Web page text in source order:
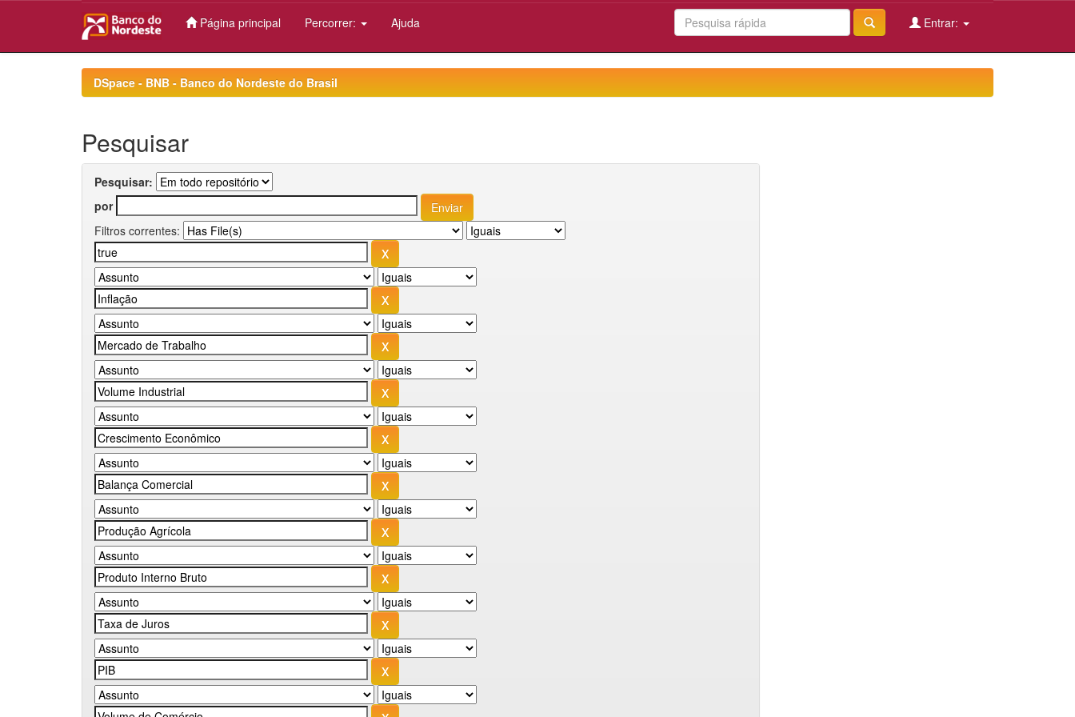
Página principal Percorrer: Ajuda Entrar:
DSpace - BNB - Banco do Nordeste do Brasil
Pesquisar
Pesquisar:
por
Filtros correntes: